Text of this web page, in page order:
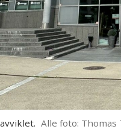
Alle foto: Thomas